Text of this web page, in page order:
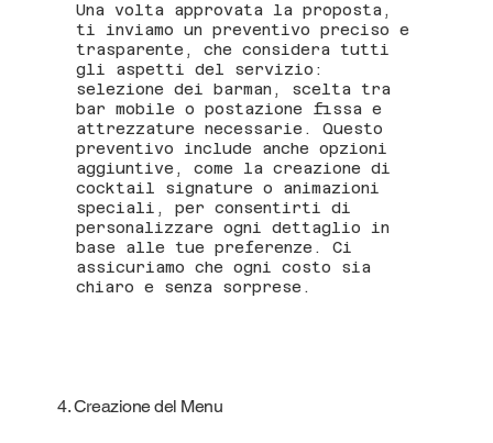
Una volta approvata la proposta,
ti inviamo un preventivo preciso e
trasparente, che considera tutti
gli aspetti del servizio:
selezione dei barman, scelta tra
bar mobile o postazione fissa e
attrezzature necessarie. Questo
preventivo include anche opzioni
aggiuntive, come la creazione di
cocktail signature o animazioni
speciali, per consentirti di
personalizzare ogni dettaglio in
base alle tue preferenze. Ci
assicuriamo che ogni costo sia
chiaro e senza sorprese.
4. Creazione del Menu